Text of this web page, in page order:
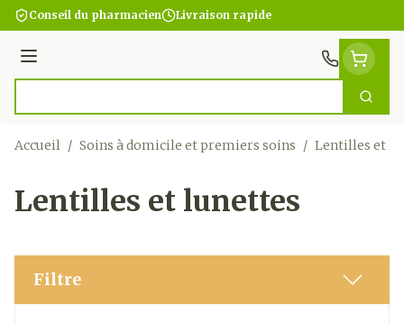
Aller au contenu
Conseil du pharmacien Livraison rapide
Menu
Accueil / Soins à domicile et premiers soins / Lentilles et
Lentilles et lunettes
Filtre